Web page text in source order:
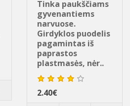
Tinka paukščiams
gyvenantiems
narvuose.
Girdyklos puodelis
pagamintas iš
paprastos
plastmasės, nėr..
2.40€